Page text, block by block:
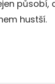
působí,
hustší.